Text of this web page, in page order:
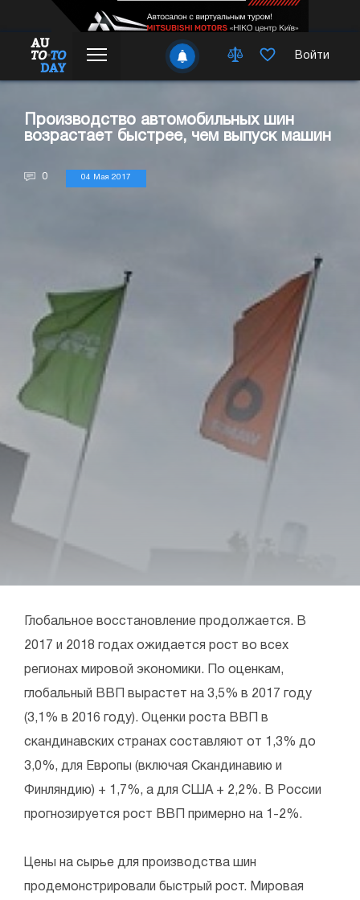
Войти
Производство автомобильных шин
возрастает быстрее, чем выпуск машин
0 04 Мая 2017
Глобальное восстановление продолжается. В
2017 и 2018 годах ожидается рост во всех
регионах мировой экономики. По оценкам,
глобальный ВВП вырастет на 3,5% в 2017 году
(3,1% в 2016 году). Оценки роста ВВП в
скандинавских странах составляют от 1,3% до
3,0%, для Европы (включая Скандинавию и
Финляндию) + 1,7%, а для США + 2,2%. В России
прогнозируется рост ВВП примерно на 1-2%.
Цены на сырье для производства шин
продемонстрировали быстрый рост. Мировая